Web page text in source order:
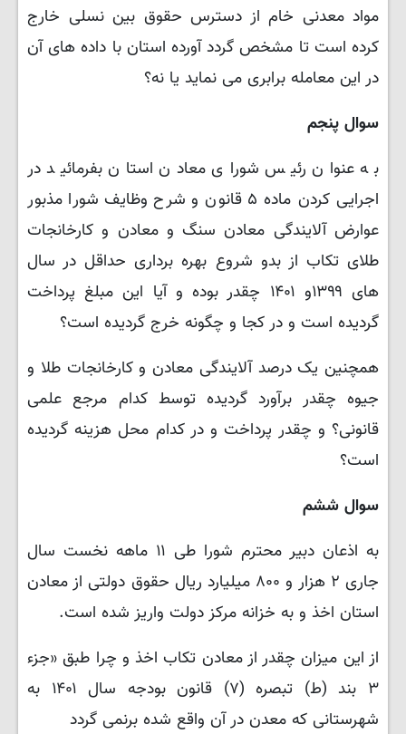
مواد معدنی خام از دسترس حقوق بین نسلی خارج
کرده است تا مشخص گردد آورده استان با داده های آن
در این معامله برابری می نماید یا نه؟
سوال پنجم
به عنوان رئیس شورای معادن استان بفرمائید در
اجرایی کردن ماده ۵ قانون و شرح وظایف شورا مذبور
عوارض آلایندگی معادن سنگ و معادن و کارخانجات
طلای تکاب از بدو شروع بهره برداری حداقل در سال
های ۱۳۹۹و ۱۴۰۱ چقدر بوده و آیا این مبلغ پرداخت
گردیده است و در کجا و چگونه خرج گردیده است؟
همچنین یک درصد آلایندگی معادن و کارخانجات طلا و
جیوه چقدر برآورد گردیده توسط کدام مرجع علمی
قانونی؟ و چقدر پرداخت و در کدام محل هزینه گردیده
است؟
سوال ششم
به اذعان دبیر محترم شورا طی ۱۱ ماهه نخست سال
جاری ۲ هزار و ۸۰۰ میلیارد ریال حقوق دولتی از معادن
استان اخذ و به خزانه مرکز دولت واریز شده است.
از این میزان چقدر از معادن تکاب اخذ و چرا طبق «جزء
۳ بند (ط) تبصره (۷) قانون بودجه سال ۱۴۰۱ به
شهرستانی که معدن در آن واقع شده برنمی گردد